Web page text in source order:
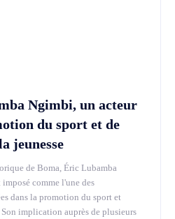
Ngimbi, un acteur
du sport et de
jeunesse
de Boma, Éric Lubamba
comme l'une des
dans la promotion du sport et
implication auprès de plusieurs